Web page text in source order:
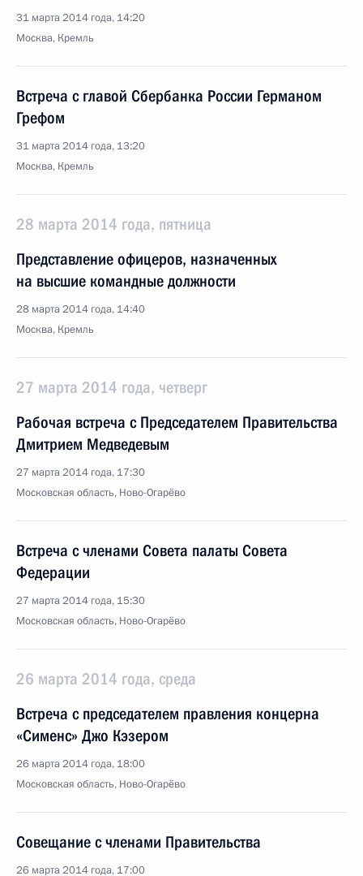
31 марта 2014 года, 14:20
Москва, Кремль
Встреча с главой Сбербанка России Германом
Грефом
31 марта 2014 года, 13:20
Москва, Кремль
28 марта 2014 года, пятница
Представление офицеров, назначенных
на высшие командные должности
28 марта 2014 года, 14:40
Москва, Кремль
27 марта 2014 года, четверг
Рабочая встреча с Председателем Правительства
Дмитрием Медведевым
27 марта 2014 года, 17:30
Московская область, Ново-Огарёво
Встреча с членами Совета палаты Совета
Федерации
27 марта 2014 года, 15:30
Московская область, Ново-Огарёво
26 марта 2014 года, среда
Встреча с председателем правления концерна
«Сименс» Джо Кэзером
26 марта 2014 года, 18:00
Московская область, Ново-Огарёво
Совещание с членами Правительства
26 марта 2014 года, 17:00